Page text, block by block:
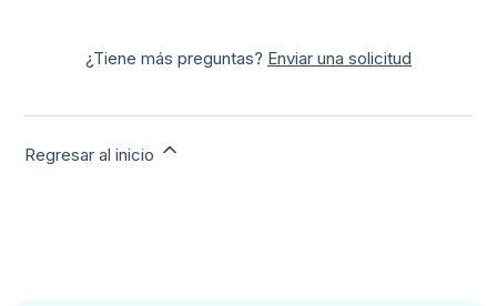
¿Tiene más preguntas? Enviar una solicitud
Regresar al inicio